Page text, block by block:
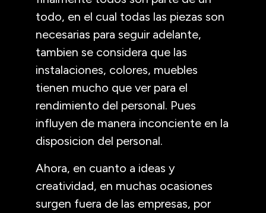
todo, en el cual todas las piezas son
necesarias para seguir adelante,
tambien se considera que las
instalaciones, colores, muebles
tienen mucho que ver para el
rendimiento del personal. Pues
influyen de manera inconciente en la
disposicion del personal.
Ahora, en cuanto a ideas y
creatividad, en muchas ocasiones
surgen fuera de las empresas, por